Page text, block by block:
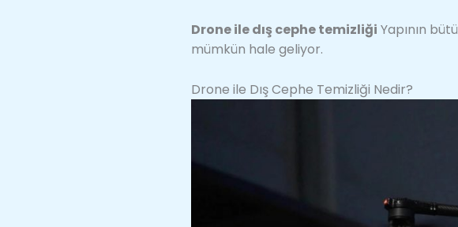
Drone ile dış cephe temizliği Yapının
mümkün hale geliyor.
Drone ile Dış Cephe Temizliği Nedir?